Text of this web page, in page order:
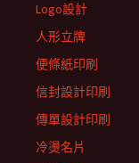
Logo設計
人形立牌
便條紙印刷
信封設計印刷
傳單設計印刷
冷燙名片